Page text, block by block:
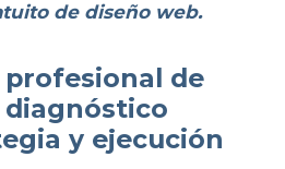
de diseño web.
de
diagnóstico
y ejecución